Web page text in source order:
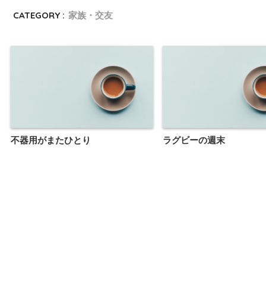
CATEGORY : 家族・交友
不器用がまたひとり ラグビーの週末